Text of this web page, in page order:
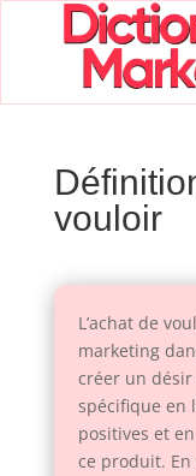
vouloir
L’achat de
marketing
créer un
spécifique en
positives et
ce produit.